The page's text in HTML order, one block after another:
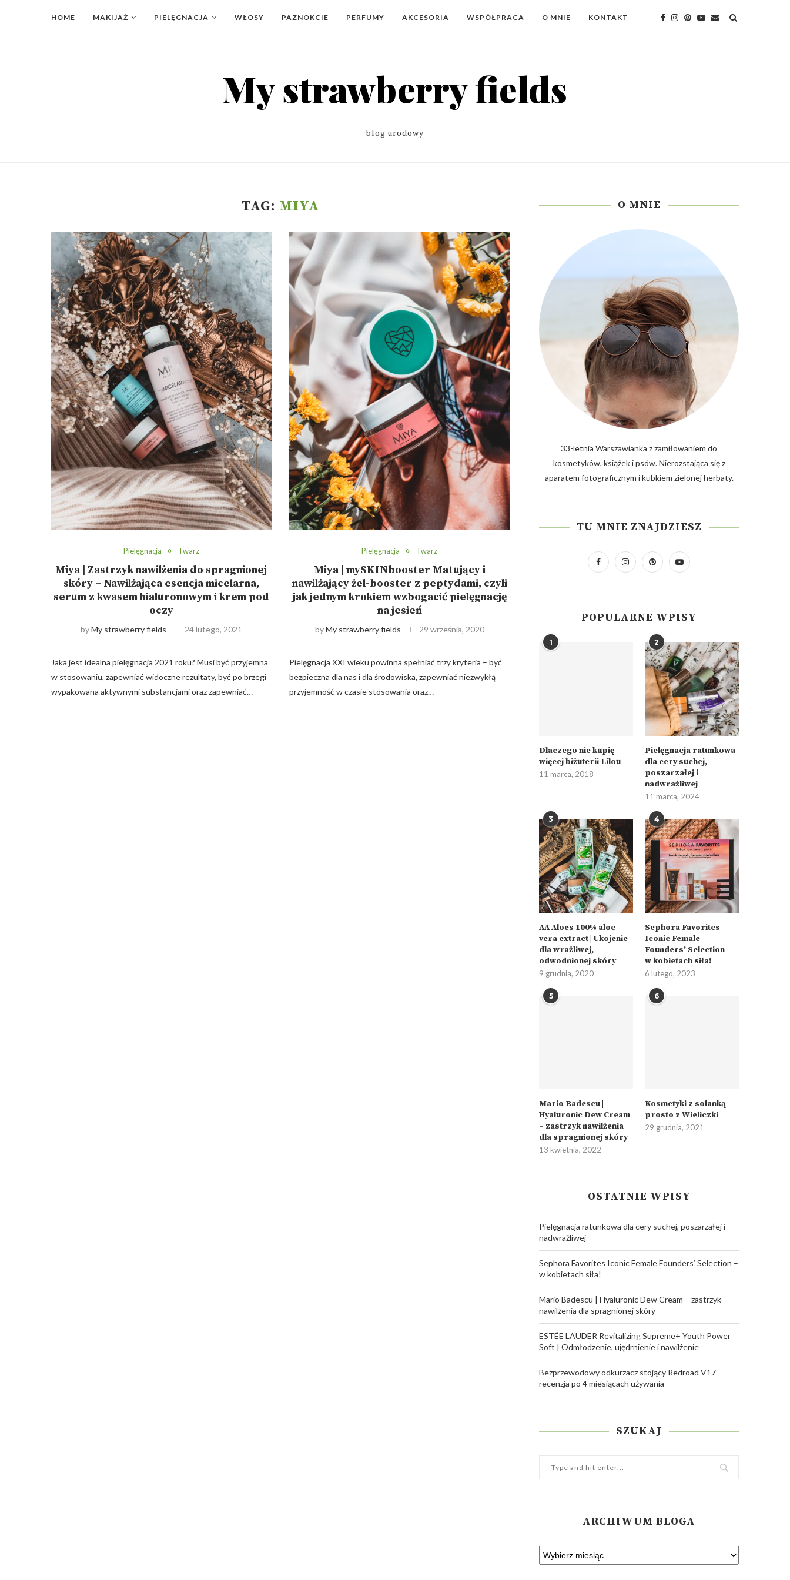
HOME MAKIJAŻ PIELĘGNACJA WŁOSY PAZNOKCIE PERFUMY AKCESORIA WSPÓŁPRACA O MNIE KONTAKT
blog urodowy
TAG: MIYA
Pielęgnacja Twarz
Miya | Zastrzyk nawilżenia do spragnionej
skóry – Nawilżająca esencja micelarna,
serum z kwasem hialuronowym i krem pod
oczy
byMy strawberry fields 24 lutego, 2021
Jaka jest idealna pielęgnacja 2021 roku? Musi być przyjemna
w stosowaniu, zapewniać widoczne rezultaty, być po brzegi
wypakowana aktywnymi substancjami oraz zapewniać…
Pielęgnacja Twarz
Miya | mySKINbooster Matujący i
nawilżający żel-booster z peptydami, czyli
jak jednym krokiem wzbogacić pielęgnację
na jesień
byMy strawberry fields 29 września, 2020
Pielęgnacja XXI wieku powinna spełniać trzy kryteria – być
bezpieczna dla nas i dla środowiska, zapewniać niezwykłą
przyjemność w czasie stosowania oraz…
O MNIE
33-letnia Warszawianka z zamiłowaniem do
kosmetyków, książek i psów. Nierozstająca się z
aparatem fotograficznym i kubkiem zielonej herbaty.
TU MNIE ZNAJDZIESZ
POPULARNE WPISY
1
Dlaczego nie kupię
więcej biżuterii Lilou
11 marca, 2018
2
Pielęgnacja ratunkowa
dla cery suchej,
poszarzałej i
nadwrażliwej
11 marca, 2024
3
AA Aloes 100% aloe
vera extract | Ukojenie
dla wrażliwej,
odwodnionej skóry
9 grudnia, 2020
4
Sephora Favorites
Iconic Female
Founders’ Selection –
w kobietach siła!
6 lutego, 2023
5
Mario Badescu |
Hyaluronic Dew Cream
– zastrzyk nawilżenia
dla spragnionej skóry
13 kwietnia, 2022
6
Kosmetyki z solanką
prosto z Wieliczki
29 grudnia, 2021
OSTATNIE WPISY
Pielęgnacja ratunkowa dla cery suchej, poszarzałej i
nadwrażliwej
Sephora Favorites Iconic Female Founders’ Selection –
w kobietach siła!
Mario Badescu | Hyaluronic Dew Cream – zastrzyk
nawilżenia dla spragnionej skóry
ESTÉE LAUDER Revitalizing Supreme+ Youth Power
Soft | Odmłodzenie, ujędrnienie i nawilżenie
Bezprzewodowy odkurzacz stojący Redroad V17 –
recenzja po 4 miesiącach używania
SZUKAJ
ARCHIWUM BLOGA